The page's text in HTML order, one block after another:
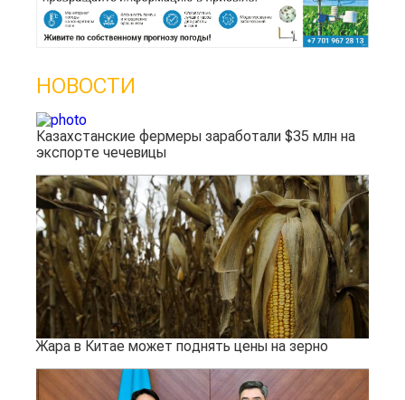
НОВОСТИ
Казахстанские фермеры заработали $35 млн на
экспорте чечевицы
Жара в Китае может поднять цены на зерно